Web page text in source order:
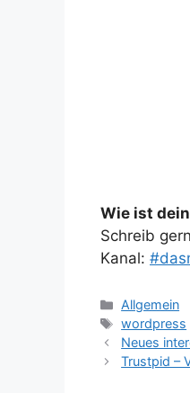
Wie ist
Schreib
Kanal:
Kategorien
Allgemein
wordpress
Neues
Trustpid –